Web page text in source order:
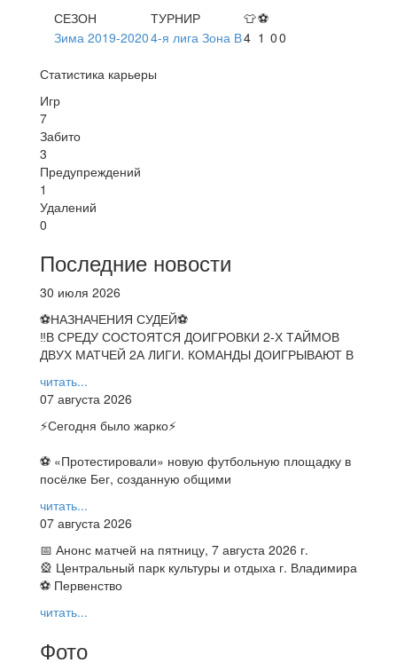
СЕЗОН
ТУРНИР 👕⚽
Зима 2019-20204-я лига Зона В4 1 00
Статистика карьеры
Игр
7
Забито
3
Предупреждений
1
Удалений
0
Последние новости
30 июля 2026
⚽НАЗНАЧЕНИЯ СУДЕЙ⚽
‼В СРЕДУ СОСТОЯТСЯ ДОИГРОВКИ 2-Х ТАЙМОВ
ДВУХ МАТЧЕЙ 2А ЛИГИ. КОМАНДЫ ДОИГРЫВАЮТ В
читать...
07 августа 2026
⚡️Сегодня было жарко⚡️
⚽ ️«Протестировали» новую футбольную площадку в
посёлке Бег, созданную общими
читать...
07 августа 2026
📅 Анонс матчей на пятницу, 7 августа 2026 г.
🎡 Центральный парк культуры и отдыха г. Владимира
⚽ Первенство
читать...
Фото